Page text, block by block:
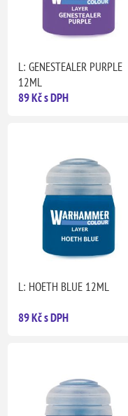
L: GENESTEALER PURPLE
12ML
89 Kč s DPH
L: HOETH BLUE 12ML
89 Kč s DPH